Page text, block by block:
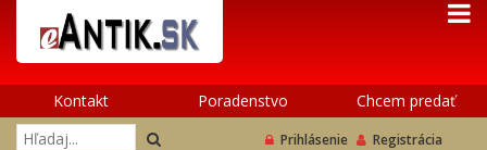
Kontakt Poradenstvo Chcem predať
Prihlásenie Registrácia